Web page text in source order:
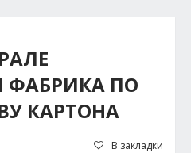
ФАБРИКА ПО
КАРТОНА
В закладки